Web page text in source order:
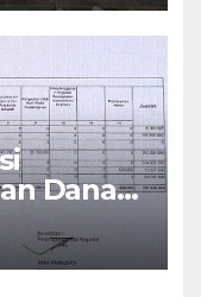
Dana
Tahun